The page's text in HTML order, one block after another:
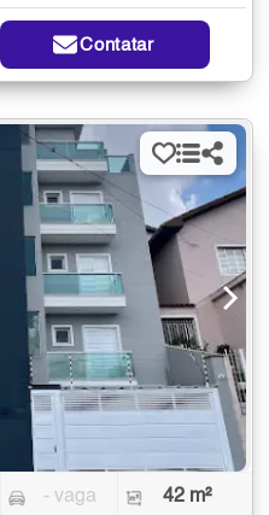
Contatar
- vaga 42 m²